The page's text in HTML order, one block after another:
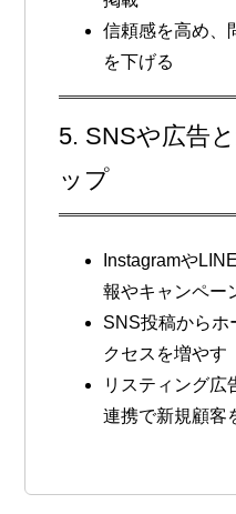
信頼感を高め、
を下げる
5. SNSや広告
ップ
Instagramや
報やキャンペー
SNS投稿からホ
クセスを増やす
リスティング広
連携で新規顧客